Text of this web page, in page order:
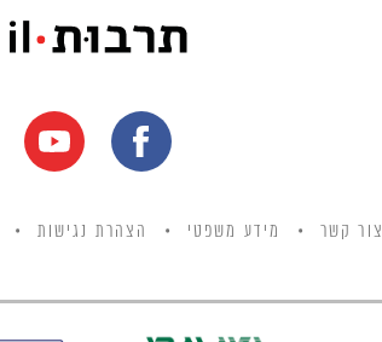
צור קשר מידע משפטי הצהרת נגישות